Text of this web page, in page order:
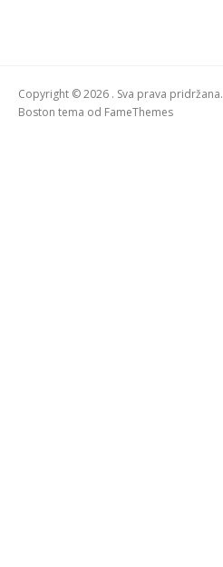
Copyright © 2026 . Sva prava pridržana.
Boston tema od FameThemes